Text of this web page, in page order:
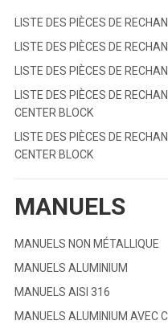
LISTE DES PIÈCES DE
LISTE DES PIÈCES DE
LISTE DES PIÈCES DE
LISTE DES PIÈCES DE
CENTER BLOCK
LISTE DES PIÈCES DE
CENTER BLOCK
MANUELS
MANUELS NON MÉTALLIQUE
MANUELS ALUMINIUM
MANUELS AISI 316
MANUELS ALUMINIUM AVEC